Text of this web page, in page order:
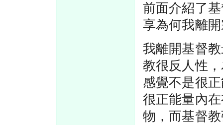
前面介紹了
享為何我離
我離開基督
教很反人性
感覺不是很
很正能量內
物，而基督